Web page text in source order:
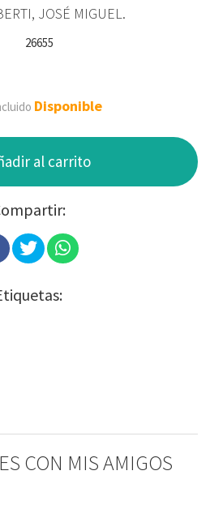
JOSÉ MIGUEL.
26655
Disponible
al carrito
CON MIS AMIGOS